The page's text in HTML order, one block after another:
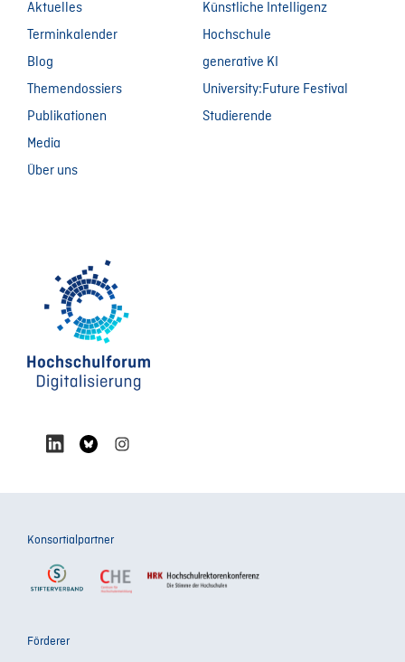
Aktuelles
Terminkalender
Blog
Themendossiers
Publikationen
Media
Über uns
Künstliche Intelligenz
Hochschule
generative KI
University:Future Festival
Studierende
Konsortialpartner
Förderer